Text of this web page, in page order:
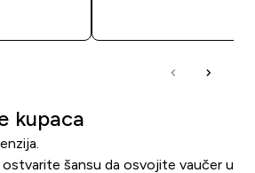
kupaca
šansu da osvojite vaučer u